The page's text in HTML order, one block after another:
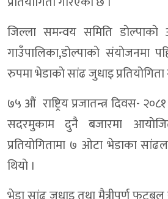
जिल्ला समन्वय समिति
गाउँपालिका,डोल्पाकाे संयाेजनमा
रुपमा भेडाकाे सांढ जुधाइ प्रतियोगिता
७५ औं राष्ट्रिय प्रजातन्त्र दिवस-
सदरमुकाम दुनै बजारमा
प्रतियोगितामा ७ ओटा भेडाका
थियाे ।